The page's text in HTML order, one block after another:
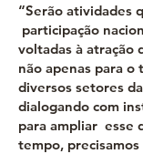
“Serão atividades
participação
voltadas à
não apenas para o
diversos setores
dialogando com
para ampliar esse
tempo,